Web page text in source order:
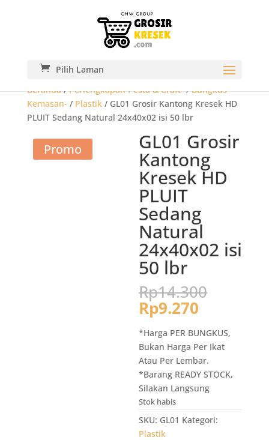
Pilih Laman
Beranda/Perlengkapan Pesta & Craft-/Bungkus
Kemasan- / Plastik/ GL01 Grosir Kantong Kresek HD
PLUIT Sedang Natural 24x40x02 isi 50 lbr
Promo GL01 Grosir
Kantong
Kresek HD
PLUIT
Sedang
Natural
24x40x02 isi
50 lbr
Rp14.300
Rp9.270
ini
adalah:
Rp9.270.
*Harga PER BUNGKUS,
Bukan Harga Per Ikat
Atau Per Lembar.
*Barang READY STOCK,
Silakan Langsung
Stok habis
SKU: GL01 Kategori:
Plastik